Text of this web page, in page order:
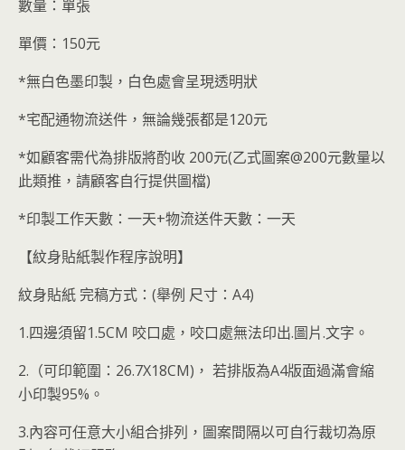
數量：單張
單價：150元
*無白色墨印製，白色處會呈現透明狀
*宅配通物流送件，無論幾張都是120元
*如顧客需代為排版將酌收 200元(乙式圖案@200元數量以
此類推，請顧客自行提供圖檔)
*印製工作天數：一天+物流送件天數：一天
【紋身貼紙製作程序說明】
紋身貼紙 完稿方式：(舉例 尺寸：A4)
1.四邊須留1.5CM 咬口處，咬口處無法印出.圖片.文字。
2.（可印範圍：26.7X18CM)， 若排版為A4版面過滿會縮
小印製95%。
3.內容可任意大小組合排列，圖案間隔以可自行裁切為原